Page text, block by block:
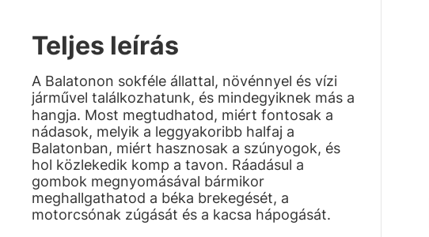
Teljes leírás
A Balatonon sokféle állattal, növénnyel és vízi
járművel találkozhatunk, és mindegyiknek más a
hangja. Most megtudhatod, miért fontosak a
nádasok, melyik a leggyakoribb halfaj a
Balatonban, miért hasznosak a szúnyogok, és
hol közlekedik komp a tavon. Ráadásul a
gombok megnyomásával bármikor
meghallgathatod a béka brekegését, a
motorcsónak zúgását és a kacsa hápogását.